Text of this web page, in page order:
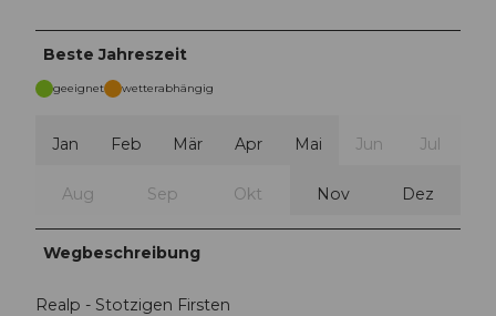
Beste Jahreszeit
geeignet wetterabhängig
Jan Feb Mär Apr Mai Jun Jul
Aug Sep Okt Nov Dez
Wegbeschreibung
Realp - Stotzigen Firsten